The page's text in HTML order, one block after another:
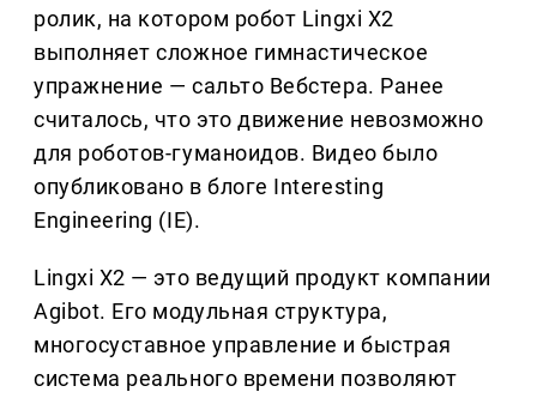
ролик, на котором робот Lingxi X2
выполняет сложное гимнастическое
упражнение — сальто Вебстера. Ранее
считалось, что это движение невозможно
для роботов-гуманоидов. Видео было
опубликовано в блоге Interesting
Engineering (IE).
Lingxi X2 — это ведущий продукт компании
Agibot. Его модульная структура,
многосуставное управление и быстрая
система реального времени позволяют